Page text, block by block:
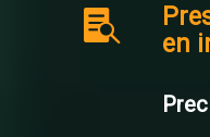
en